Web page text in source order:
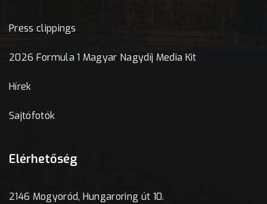
Press clippings
2026 Formula 1 Magyar Nagydíj Media Kit
Hírek
Sajtófotók
Elérhetőség
2146 Mogyoród, Hungaroring út 10.